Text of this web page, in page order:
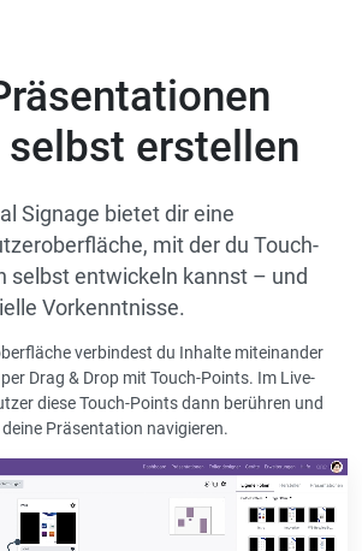
erstellen
Signage bietet dir eine
mit der du Touch-
selbst entwickeln kannst – und
Vorkenntnisse.
verbindest du Inhalte miteinander
Drag & Drop mit Touch-Points. Im Live-
diese Touch-Points dann berühren und
Präsentation navigieren.